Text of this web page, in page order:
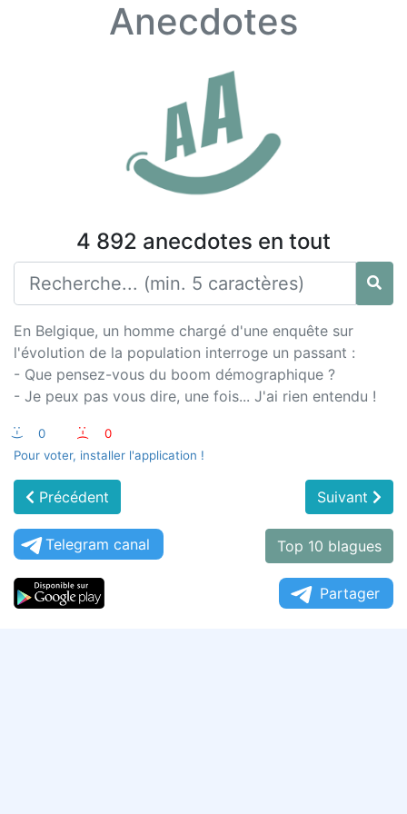
Anecdotes
4 892 anecdotes en tout
En Belgique, un homme chargé d'une enquête sur
l'évolution de la population interroge un passant :
- Que pensez-vous du boom démographique ?
- Je peux pas vous dire, une fois... J'ai rien entendu !
:-) 0 :-(
0
Pour voter, installer l'application !
Précédent Suivant
Telegram canal Top 10 blagues
Partager